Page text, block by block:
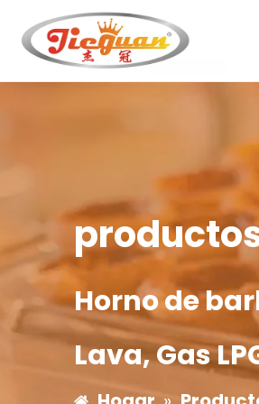
Horno de
Lava, Gas